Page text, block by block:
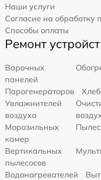
Наши услуги
Согласие на
Способы оплаты
Ремонт
Варочных
панелей
Парогенераторов
Увлажнителей
воздуха
Морозильных
камер
Вертикальных
пылесосов
Водонагревателей